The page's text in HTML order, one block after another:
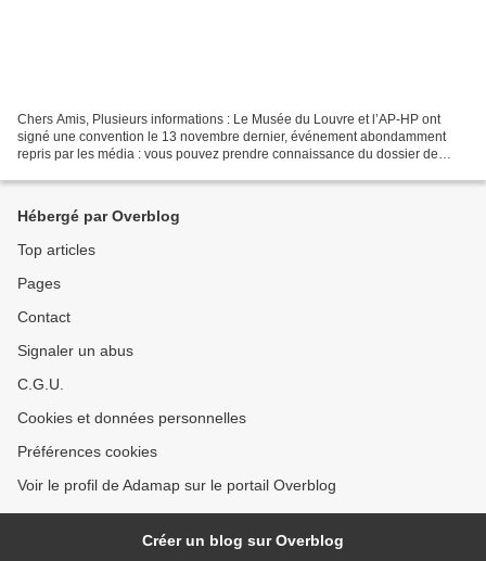
Chers Amis, Plusieurs informations : Le Musée du Louvre et l’AP-HP ont
signé une convention le 13 novembre dernier, événement abondamment
repris par les média : vous pouvez prendre connaissance du dossier de
Hébergé par Overblog
Top articles
Pages
Contact
Signaler un abus
C.G.U.
Cookies et données personnelles
Préférences cookies
Voir le profil de Adamap sur le portail Overblog
Créer un blog sur Overblog